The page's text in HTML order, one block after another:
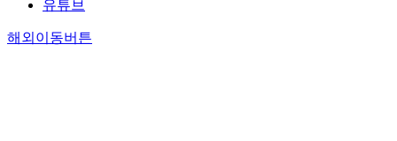
유튜브
해외이동버튼